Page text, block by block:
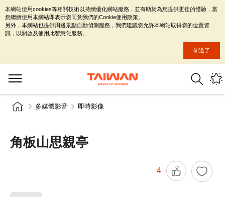
多媒體影音 即時影像
角板山思親亭
4
本網站使用cookies等相關技術以持續優化網站服務，並有助於為您提供更佳的體驗，當
您繼續使用本網站即表示您同意我們的Cookie使用政策。
另外，本網站也提供周邊景點自動偵測服務，我們建議您允許本網站取得您的位置資
訊，以開啟及使用此智慧化服務。
知道了